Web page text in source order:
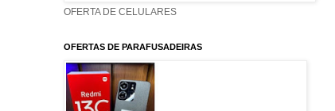
OFERTA DE CELULARES
OFERTAS DE PARAFUSADEIRAS